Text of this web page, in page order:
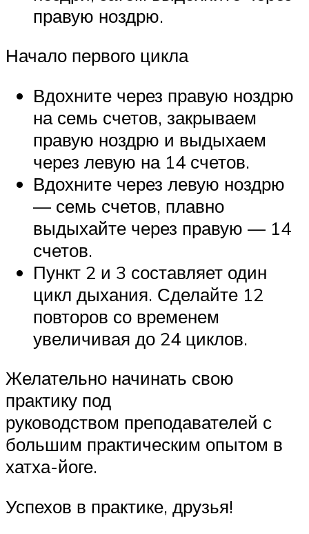
правую ноздрю.
Начало первого цикла
Вдохните через правую ноздрю
на семь счетов, закрываем
правую ноздрю и выдыхаем
через левую на 14 счетов.
Вдохните через левую ноздрю
— семь счетов, плавно
выдыхайте через правую — 14
счетов.
Пункт 2 и 3 составляет один
цикл дыхания. Сделайте 12
повторов со временем
увеличивая до 24 циклов.
Желательно начинать свою
практику под
руководством преподавателей с
большим практическим опытом в
хатха-йоге.
Успехов в практике, друзья!